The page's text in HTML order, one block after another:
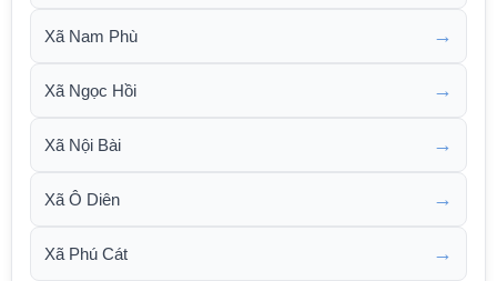
Xã Nam Phù →
Xã Ngọc Hồi →
Xã Nội Bài →
Xã Ô Diên →
Xã Phú Cát →